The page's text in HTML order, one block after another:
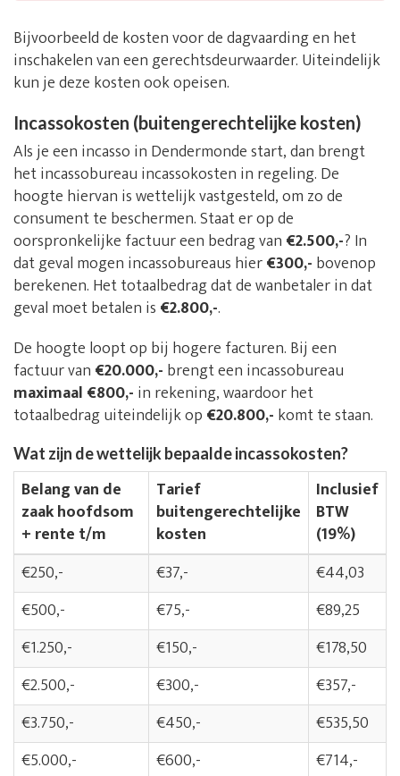
Bijvoorbeeld de kosten voor de dagvaarding en het
inschakelen van een gerechtsdeurwaarder. Uiteindelijk
kun je deze kosten ook opeisen.
Incassokosten (buitengerechtelijke kosten)
Als je een incasso in Dendermonde start, dan brengt
het incassobureau incassokosten in regeling. De
hoogte hiervan is wettelijk vastgesteld, om zo de
consument te beschermen. Staat er op de
oorspronkelijke factuur een bedrag van €2.500,-? In
dat geval mogen incassobureaus hier€300,- bovenop
berekenen. Het totaalbedrag dat de wanbetaler in dat
geval moet betalen is €2.800,-.
De hoogte loopt op bij hogere facturen. Bij een
factuur van €20.000,- brengt een incassobureau
maximaal €800,- in rekening, waardoor het
totaalbedrag uiteindelijk op €20.800,- komt te staan.
Wat zijn de wettelijk bepaalde incassokosten?
Belang van de
zaak hoofdsom
+ rente t/m
Tarief
buitengerechtelijke
kosten
Inclusief
BTW
(19%)
€250,-
€37,-
€44,03
€500,-
€75,-
€89,25
€1.250,-
€150,-
€178,50
€2.500,-
€300,-
€357,-
€3.750,-
€450,-
€535,50
€5.000,-
€600,-
€714,-